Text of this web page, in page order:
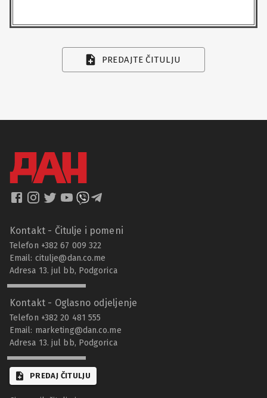
PREDAJTE ČITULJU
Kontakt - Čitulje i pomeni
Telefon +382 67 009 322
Email: citulje@dan.co.me
Adresa 13. jul bb, Podgorica
Kontakt - Oglasno odjeljenje
Telefon +382 20 481 555
Email: marketing@dan.co.me
Adresa 13. jul bb, Podgorica
PREDAJ ČITULJU